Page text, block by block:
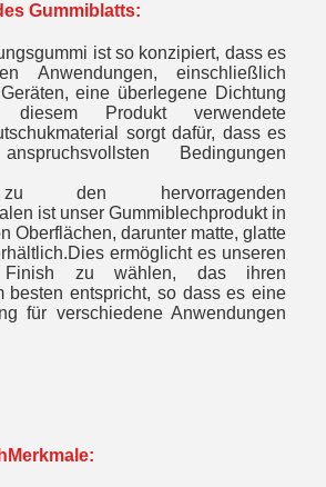
Gummiblatts:
ist so konzipiert, dass es
Anwendungen, einschließlich
eine überlegene Dichtung
Produkt verwendete
sorgt dafür, dass es
Bedingungen
den hervorragenden
ist unser Gummiblechprodukt in
Oberflächen, darunter matte, glatte
ermöglicht es unseren
Finish zu wählen, das ihren
besten entspricht, so dass es eine
für verschiedene Anwendungen
Merkmale: